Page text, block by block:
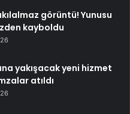
görüntü! Yunusu
kayboldu
yakışacak yeni hizmet
atıldı